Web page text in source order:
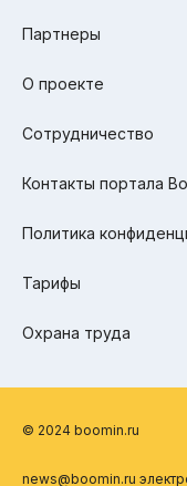
Партнеры
О проекте
Сотрудничество
Контакты портала
Политика
Тарифы
Охрана труда
© 2024 boomin.ru
news@boomin.ru